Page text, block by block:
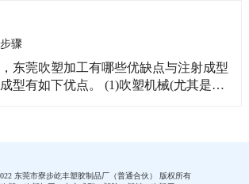
多数模具用的高级合金。由于该金属的
模腔通常采用机器切
骤
东莞吹塑加工有哪些优缺点与注射成型
型有如下优点。 (1)吹塑机械(尤其是东
东莞市寮步屹丰塑胶制品厂（普通合伙） 版权所有